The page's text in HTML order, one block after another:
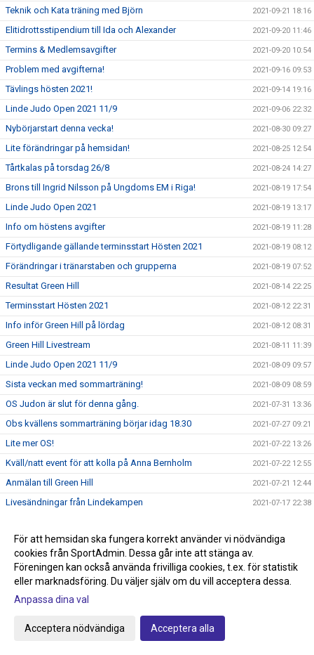
Teknik och Kata träning med Björn 2021-09-21 18:16
Elitidrottsstipendium till Ida och Alexander 2021-09-20 11:46
Termins & Medlemsavgifter 2021-09-20 10:54
Problem med avgifterna! 2021-09-16 09:53
Tävlings hösten 2021! 2021-09-14 19:16
Linde Judo Open 2021 11/9 2021-09-06 22:32
Nybörjarstart denna vecka! 2021-08-30 09:27
Lite förändringar på hemsidan! 2021-08-25 12:54
Tårtkalas på torsdag 26/8 2021-08-24 14:27
Brons till Ingrid Nilsson på Ungdoms EM i Riga! 2021-08-19 17:54
Linde Judo Open 2021 2021-08-19 13:17
Info om höstens avgifter 2021-08-19 11:28
Förtydligande gällande terminsstart Hösten 2021 2021-08-19 08:12
Förändringar i tränarstaben och grupperna 2021-08-19 07:52
Resultat Green Hill 2021-08-14 22:25
Terminsstart Hösten 2021 2021-08-12 22:31
Info inför Green Hill på lördag 2021-08-12 08:31
Green Hill Livestream 2021-08-11 11:39
Linde Judo Open 2021 11/9 2021-08-09 09:57
Sista veckan med sommarträning! 2021-08-09 08:59
OS Judon är slut för denna gång. 2021-07-31 13:36
Obs kvällens sommarträning börjar idag 18.30 2021-07-27 09:21
Lite mer OS! 2021-07-22 13:26
Kväll/natt event för att kolla på Anna Bernholm 2021-07-22 12:55
Anmälan till Green Hill 2021-07-21 12:44
Livesändningar från Lindekampen 2021-07-17 22:38
Hemsidan och höstterminen! 2021-07-05 09:54
Frågor ang Smoothcomp systemet 2021-07-05 09:18
Glöm inte att anmäla till Lindekampen den 18/7 2021-07-05 08:50
Tävling Green Hill 14/8 Stockholm
Idag börjar sommarträningen och Tävling på gång!
Nytt tävlingssystem för Judotävlingar
För att hemsidan ska fungera korrekt använder vi nödvändiga
cookies från SportAdmin. Dessa går inte att stänga av.
Föreningen kan också använda frivilliga cookies, t.ex. för statistik
eller marknadsföring. Du väljer själv om du vill acceptera dessa.
Anpassa dina val
Acceptera nödvändiga Acceptera alla